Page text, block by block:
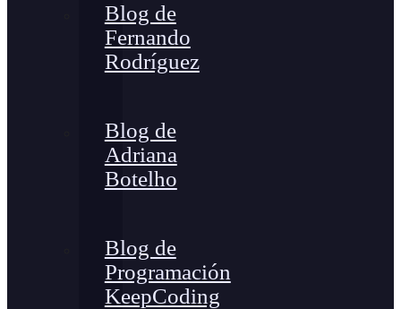
Blog de
Fernando
Rodríguez
Blog de
Adriana
Botelho
Blog de
Programación
KeepCoding